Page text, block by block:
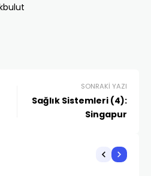
SONRAKI YAZI
Sağlık Sistemleri (4):
Singapur